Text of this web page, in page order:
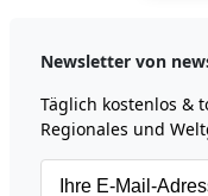
Newsletter von
Täglich kostenlos &
Regionales und